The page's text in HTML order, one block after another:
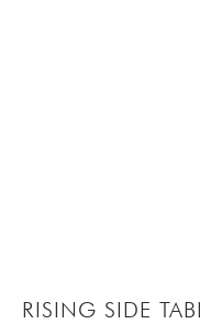
RISING SIDE